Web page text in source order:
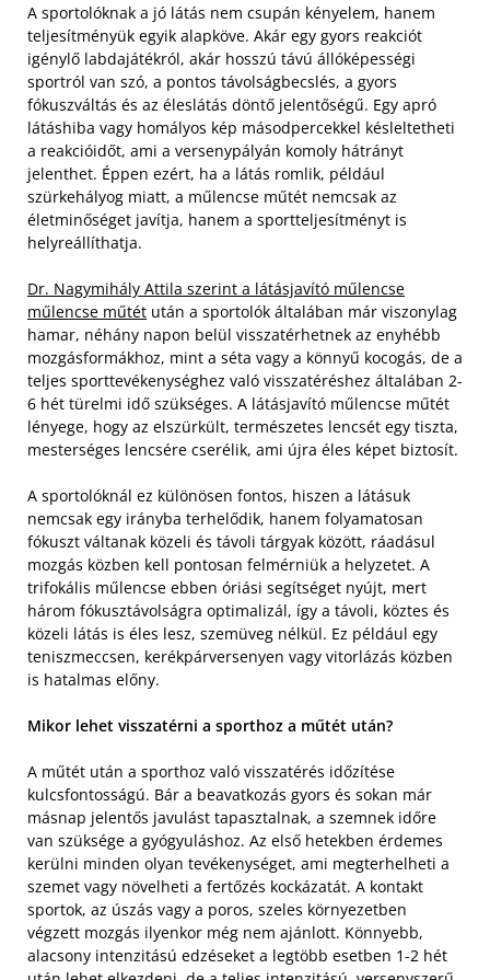
A sportolóknak a jó látás nem csupán kényelem, hanem
teljesítményük egyik alapköve. Akár egy gyors reakciót
igénylő labdajátékról, akár hosszú távú állóképességi
sportról van szó, a pontos távolságbecslés, a gyors
fókuszváltás és az éleslátás döntő jelentőségű. Egy apró
látáshiba vagy homályos kép másodpercekkel késleltetheti
a reakcióidőt, ami a versenypályán komoly hátrányt
jelenthet. Éppen ezért, ha a látás romlik, például
szürkehályog miatt, a műlencse műtét nemcsak az
életminőséget javítja, hanem a sportteljesítményt is
helyreállíthatja.
Dr. Nagymihály Attila szerint a látásjavító műlencse
műlencse műtét után a sportolók általában már viszonylag
hamar, néhány napon belül visszatérhetnek az enyhébb
mozgásformákhoz, mint a séta vagy a könnyű kocogás, de a
teljes sporttevékenységhez való visszatéréshez általában 2-
6 hét türelmi idő szükséges. A látásjavító műlencse műtét
lényege, hogy az elszürkült, természetes lencsét egy tiszta,
mesterséges lencsére cserélik, ami újra éles képet biztosít.
A sportolóknál ez különösen fontos, hiszen a látásuk
nemcsak egy irányba terhelődik, hanem folyamatosan
fókuszt váltanak közeli és távoli tárgyak között, ráadásul
mozgás közben kell pontosan felmérniük a helyzetet. A
trifokális műlencse ebben óriási segítséget nyújt, mert
három fókusztávolságra optimalizál, így a távoli, köztes és
közeli látás is éles lesz, szemüveg nélkül. Ez például egy
teniszmeccsen, kerékpárversenyen vagy vitorlázás közben
is hatalmas előny.
Mikor lehet visszatérni a sporthoz a műtét után?
A műtét után a sporthoz való visszatérés időzítése
kulcsfontosságú. Bár a beavatkozás gyors és sokan már
másnap jelentős javulást tapasztalnak, a szemnek időre
van szüksége a gyógyuláshoz. Az első hetekben érdemes
kerülni minden olyan tevékenységet, ami megterhelheti a
szemet vagy növelheti a fertőzés kockázatát. A kontakt
sportok, az úszás vagy a poros, szeles környezetben
végzett mozgás ilyenkor még nem ajánlott. Könnyebb,
alacsony intenzitású edzéseket a legtöbb esetben 1-2 hét